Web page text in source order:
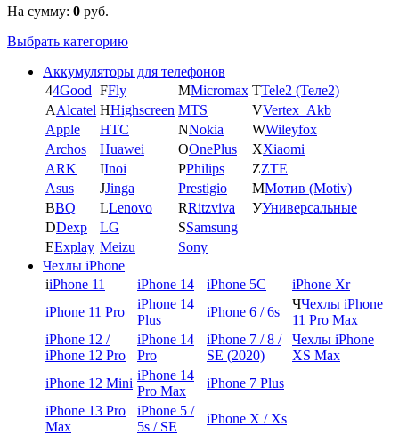
На сумму: 0 руб.
Выбрать категорию
Аккумуляторы для телефонов
44Good FFly MMicromax TTele2 (Теле2)
AAlcatel HHighscreen MTS VVertex_Akb
Apple
HTC NNokia WWileyfox
Archos
Huawei OOnePlus XXiaomi
ARK
IInoi PPhilips ZZTE
Asus
JJinga Prestigio ММотив (Motiv)
BBQ LLenovo RRitzviva УУниверсальные
DDexp LG SSamsung
EExplay Meizu
Sony
Чехлы iPhone
iiPhone 11 iPhone 14 iPhone 5C
iPhone Xr
iPhone 11 Pro
iPhone 14
Plus
iPhone 6 / 6s
ЧЧехлы iPhone
11 Pro Max
iPhone 12 /
iPhone 12 Pro
iPhone 14
Pro
iPhone 7 / 8 /
SE (2020)
Чехлы iPhone
XS Max
iPhone 12 Mini
iPhone 14
Pro Max
iPhone 7 Plus
iPhone 13 Pro
Max
iPhone 5 /
5s / SE
iPhone X / Xs